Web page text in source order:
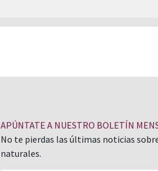
APÚNTATE A NUESTRO BOLETÍN
No te pierdas las últimas noticias
naturales.